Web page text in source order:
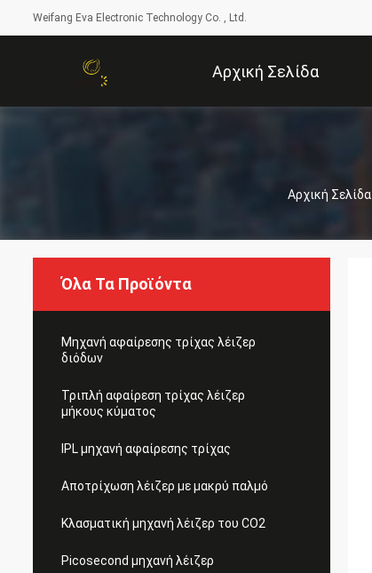
Weifang Eva Electronic Technology Co. , Ltd.
Αρχική Σελίδα
Αρχική Σελίδα
Όλα Τα Προϊόντα
Μηχανή αφαίρεσης τρίχας λέιζερ
διόδων
Τριπλή αφαίρεση τρίχας λέιζερ
μήκους κύματος
IPL μηχανή αφαίρεσης τρίχας
Αποτρίχωση λέιζερ με μακρύ παλμό
Κλασματική μηχανή λέιζερ του CO2
Picosecond μηχανή λέιζερ